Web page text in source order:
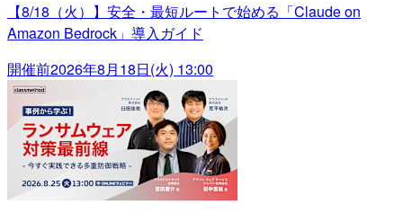
【8/18（火）】安全・最短ルートで始める「Claude on
Amazon Bedrock」導入ガイド
開催前2026年8月18日(火) 13:00